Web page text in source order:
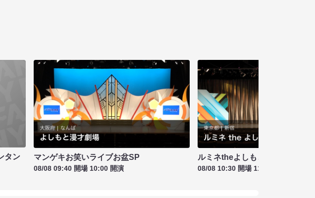
タン
マンゲキお笑いライブお盆SP
08/08 09:40 開場 10:00 開演
ルミネtheよしもと お盆特別興行
08/08 10:30 開場 11:00 開演